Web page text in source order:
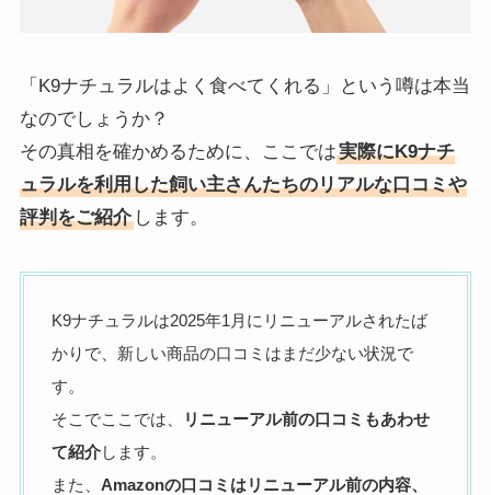
「K9ナチュラルはよく食べてくれる」という噂は本当
なのでしょうか？
その真相を確かめるために、ここでは実際にK9ナチ
ュラルを利用した飼い主さんたちのリアルな口コミや
評判をご紹介します。
K9ナチュラルは2025年1月にリニューアルされたば
かりで、新しい商品の口コミはまだ少ない状況で
す。
そこでここでは、
リニューアル前の口コミもあわせ
て紹介します。
また、Amazonの口コミはリニューアル前の内容、